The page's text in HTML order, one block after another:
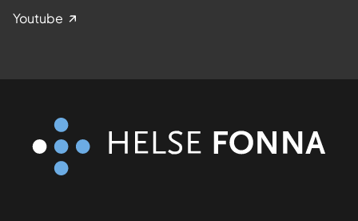
Youtube